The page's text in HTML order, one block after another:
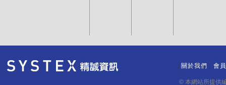
關於我們 會
© 本網站所提供